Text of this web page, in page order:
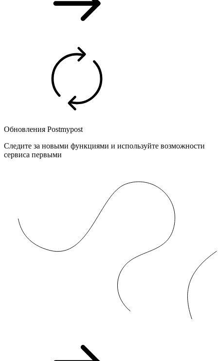
Обновления Postmypost
Следите за новыми функциями и используйте возможности
сервиса первыми